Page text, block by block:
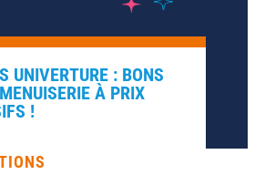
UNIVERTURE : BONS
À PRIX
!